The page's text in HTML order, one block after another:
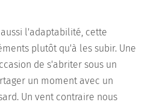
l'adaptabilité, cette
plutôt qu'à les subir. Une
de s'abriter sous un
un moment avec un
Un vent contraire nous